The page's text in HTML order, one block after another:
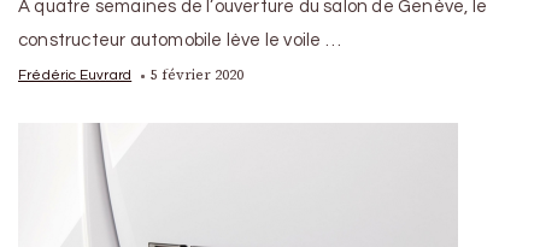
A quatre semaines de l’ouverture du salon de Genève, le
constructeur automobile lève le voile …
Frédéric Euvrard 5 février 2020